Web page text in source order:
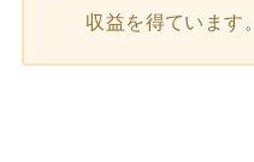
収益を得ています。